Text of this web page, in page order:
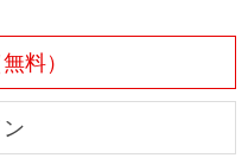
料）